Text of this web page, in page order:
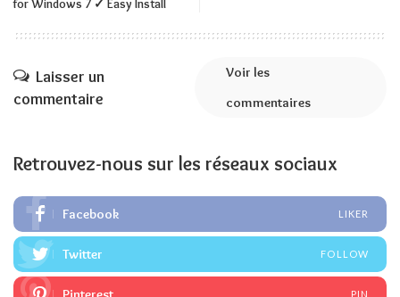
for Windows 7 ✓ Easy Install
Laisser un
commentaire
Voir les
commentaires
Retrouvez-nous sur les réseaux sociaux
Facebook LIKER
Twitter FOLLOW
PIN